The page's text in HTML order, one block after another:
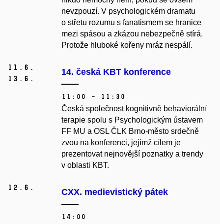
nevzpouzí. V psychologickém dramatu
o střetu rozumu s fanatismem se hranice
mezi spásou a zkázou nebezpečně stírá.
Protože hluboké kořeny mráz nespálí.
11. 6.
13. 6.
14. česká KBT konference
11:00 – 11:30
Česká společnost kognitivně behaviorální
terapie spolu s Psychologickým ústavem
FF MU a OSL ČLK Brno-město srdečně
zvou na konferenci, jejímž cílem je
prezentovat nejnovější poznatky a trendy
v oblasti KBT.
12. 6. CXX. medievistický pátek
14:00